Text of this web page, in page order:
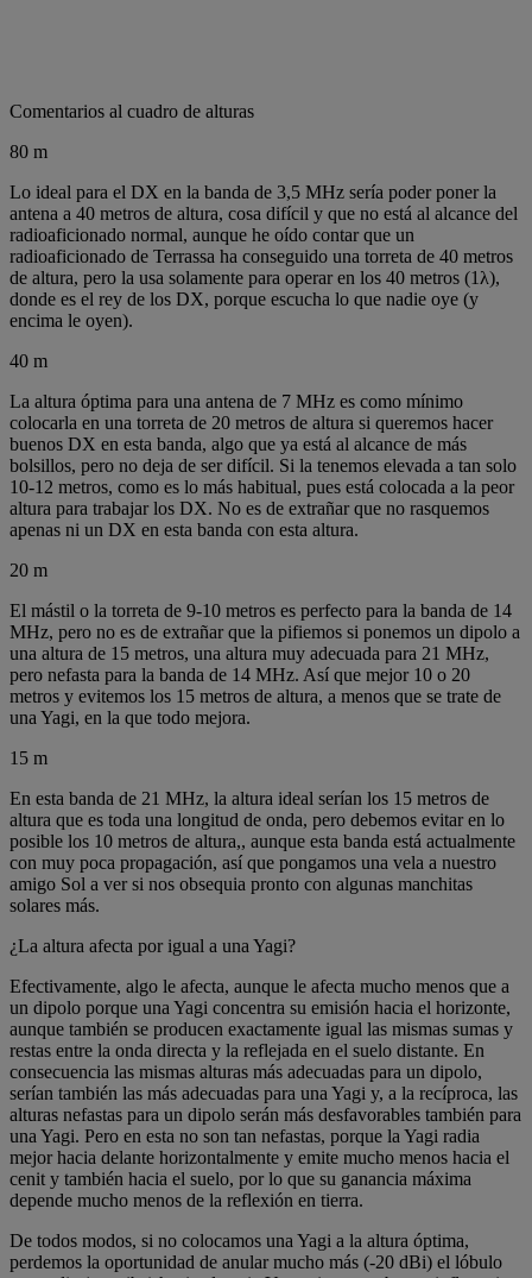
Comentarios al cuadro de alturas
80 m
Lo ideal para el DX en la banda de 3,5 MHz sería poder poner la
antena a 40 metros de altura, cosa difícil y que no está al alcance del
radioaficionado normal, aunque he oído contar que un
radioaficionado de Terrassa ha conseguido una torreta de 40 metros
de altura, pero la usa solamente para operar en los 40 metros (1λ),
donde es el rey de los DX, porque escucha lo que nadie oye (y
encima le oyen).
40 m
La altura óptima para una antena de 7 MHz es como mínimo
colocarla en una torreta de 20 metros de altura si queremos hacer
buenos DX en esta banda, algo que ya está al alcance de más
bolsillos, pero no deja de ser difícil. Si la tenemos elevada a tan solo
10-12 metros, como es lo más habitual, pues está colocada a la peor
altura para trabajar los DX. No es de extrañar que no rasquemos
apenas ni un DX en esta banda con esta altura.
20 m
El mástil o la torreta de 9-10 metros es perfecto para la banda de 14
MHz, pero no es de extrañar que la pifiemos si ponemos un dipolo a
una altura de 15 metros, una altura muy adecuada para 21 MHz,
pero nefasta para la banda de 14 MHz. Así que mejor 10 o 20
metros y evitemos los 15 metros de altura, a menos que se trate de
una Yagi, en la que todo mejora.
15 m
En esta banda de 21 MHz, la altura ideal serían los 15 metros de
altura que es toda una longitud de onda, pero debemos evitar en lo
posible los 10 metros de altura,, aunque esta banda está actualmente
con muy poca propagación, así que pongamos una vela a nuestro
amigo Sol a ver si nos obsequia pronto con algunas manchitas
solares más.
¿La altura afecta por igual a una Yagi?
Efectivamente, algo le afecta, aunque le afecta mucho menos que a
un dipolo porque una Yagi concentra su emisión hacia el horizonte,
aunque también se producen exactamente igual las mismas sumas y
restas entre la onda directa y la reflejada en el suelo distante. En
consecuencia las mismas alturas más adecuadas para un dipolo,
serían también las más adecuadas para una Yagi y, a la recíproca, las
alturas nefastas para un dipolo serán más desfavorables también para
una Yagi. Pero en esta no son tan nefastas, porque la Yagi radia
mejor hacia delante horizontalmente y emite mucho menos hacia el
cenit y también hacia el suelo, por lo que su ganancia máxima
depende mucho menos de la reflexión en tierra.
De todos modos, si no colocamos una Yagi a la altura óptima,
perdemos la oportunidad de anular mucho más (-20 dBi) el lóbulo